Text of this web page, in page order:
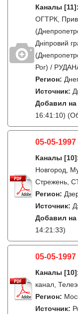
Каналы [11]:
ОГТРК,
Дніпровий
Рог) /
Регион:
Источник:
Добавил на
16:41:10)
05-05-1997
Каналы [10]
Новгород,
Стрежень,
Регион:
Источник:
Добавил на
14:21:33)
05-05-1997
Каналы [10]
канал,
Регион:
Источник: